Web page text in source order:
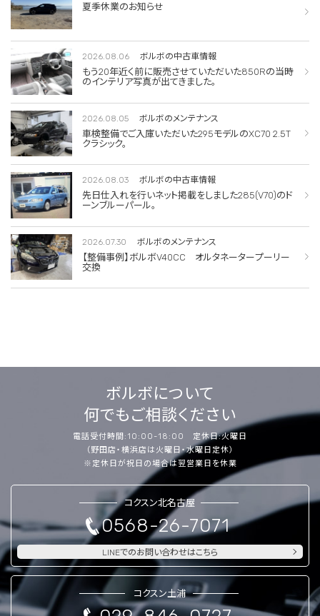
夏季休業のお知らせ
2026.08.06 ボルボの中古車情報
もう20年近く前に販売させていただいた850Rの当時
のインテリア写真が出てきました。
2026.08.05 ボルボのメンテナンス
車検整備でご入庫いただいた295モデルのXC70 2.5T
クラシック。
2026.08.03 ボルボの中古車情報
先日仕入れを行いネット掲載をしました285(V70)のド
ーンブルーパール。
2026.07.30 ボルボのメンテナンス
【整備事例】ボルボV40CC オルタネータープーリー
交換
ボルボについて
何でもご相談ください
電話受付時間:10:00-18:00 定休日:火曜日
（野田店・横浜店は火曜日・水曜日定休）
※定休日が祝日の場合は翌営業日を休業
コクスン北名古屋
0568-26-7071
LINEでのお問い合わせはこちら
コクスン土浦